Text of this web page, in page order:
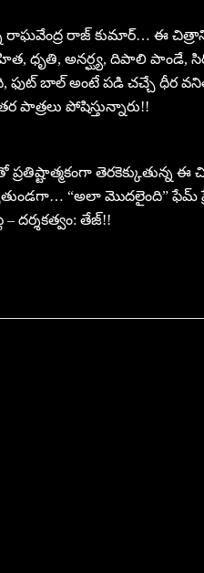
రాజ్ కుమార్… ఈ చిత్రానికి
ధృతి, అనర్ఘ్య, దిపాలి పాండే,
బాల్ అంటే పడి చచ్చే ధీర
పాత్రలు పోషిస్తున్నారు!!
తెరకెక్కుతున్న ఈ
“అలా మొదలైంది” ఫేమ్
దర్శకత్వం: తేజ్!!